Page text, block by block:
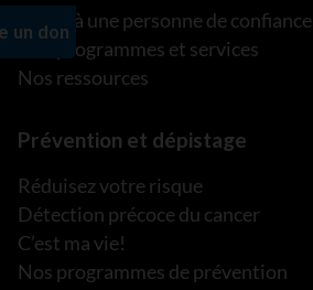
Parler à une personne de confiance
Nos programmes et services
Nos ressources
Prévention et dépistage
Réduisez votre risque
Détection précoce du cancer
C’est ma vie!
Nos programmes de prévention